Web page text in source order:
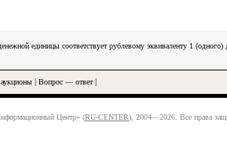
единицы соответствует рублевому эквиваленту 1
Вопрос — ответ|
Центр» (RU-CENTER), 2004—2026. Все права